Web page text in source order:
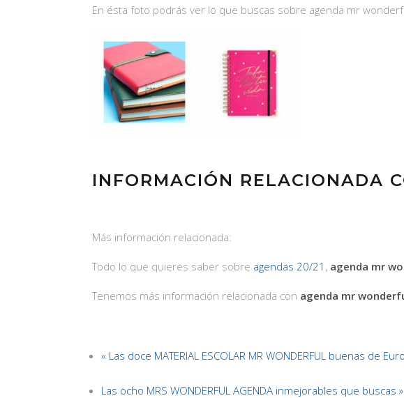
En ésta foto podrás ver lo que buscas sobre agenda mr
INFORMACIÓN RELACIONADA
Más información relacionada:
Todo lo que quieres saber sobre agendas 20/21 , agenda mr
Tenemos más información relacionada con agenda mr
« Las doce MATERIAL ESCOLAR MR WONDERFUL buenas de
Las ocho MRS WONDERFUL AGENDA inmejorables que buscas »